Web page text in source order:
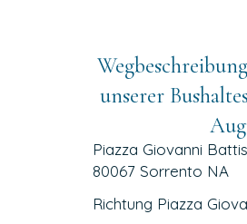
unserer
Piazza Giovanni
80067 Sorrento NA
Richtung Piazza